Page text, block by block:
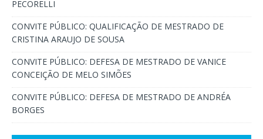
PECORELLI
CONVITE PÚBLICO: QUALIFICAÇÃO DE MESTRADO DE
CRISTINA ARAUJO DE SOUSA
CONVITE PÚBLICO: DEFESA DE MESTRADO DE VANICE
CONCEIÇÃO DE MELO SIMÕES
CONVITE PÚBLICO: DEFESA DE MESTRADO DE ANDRÉA
BORGES